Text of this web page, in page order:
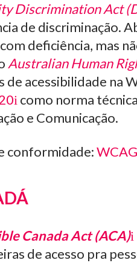
Discrimination Act
de discriminação.
deficiência, mas
Australian Human
de acessibilidade na
como norma
e Comunicação.
conformidade:
Canada Act (ACA)
de acesso pra